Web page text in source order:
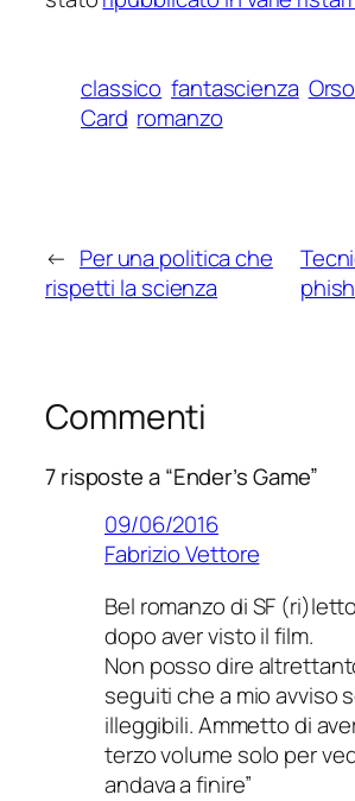
classico fantascienza
Card romanzo
← Per una politica che
rispetti la scienza
Commenti
7 risposte a “Ender’s Game”
09/06/2016
Fabrizio Vettore
Bel romanzo di SF
dopo aver visto il film.
Non posso dire
seguiti che a mio avviso
illeggibili. Ammetto di
terzo volume solo per
andava a finire”